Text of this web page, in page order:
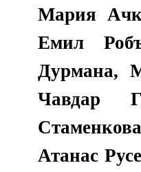
Мария
Емил
Дурмана,
Чавдар
Атанас